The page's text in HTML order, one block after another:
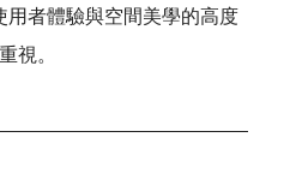
者體驗與空間美學的高度
重視。